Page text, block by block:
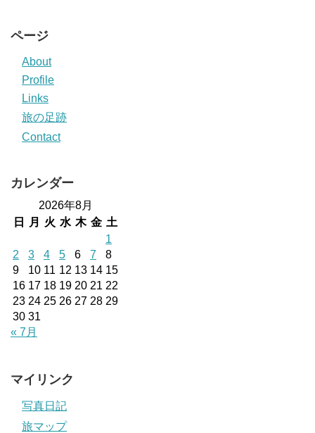
ページ
About
Profile
Links
旅の足跡
Contact
カレンダー
2026年8月
日
月 火 水 木 金 土
1
2
3 4 5 6 7
8
9
10 11 12 13 14 15
16 17 18 19 20 21 22
23 24 25 26 27 28 29
30 31
« 7月
マイリンク
写真日記
旅マップ